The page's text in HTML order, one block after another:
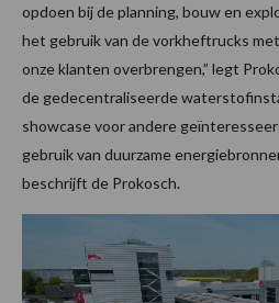
opdoen bij de planning, bouw en
het gebruik van de vorkheftrucks
onze klanten overbrengen,” legt
de gedecentraliseerde
showcase voor andere
gebruik van duurzame
beschrijft de Prokosch.